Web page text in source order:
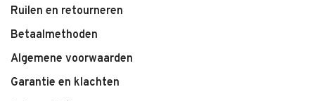
Ruilen en retourneren
Betaalmethoden
Algemene voorwaarden
Garantie en klachten